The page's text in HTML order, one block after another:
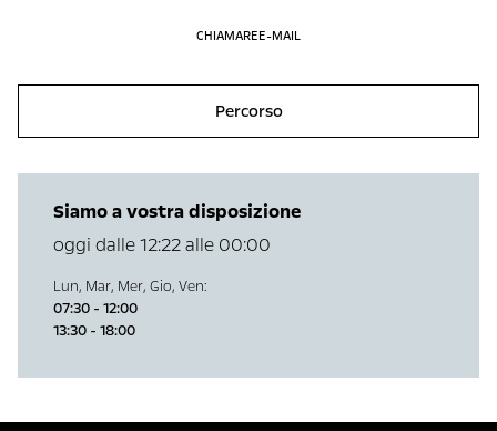
CHIAMAREE-MAIL
Percorso
Siamo a vostra disposizione
oggi dalle 12:22 alle 00:00
Lun, Mar, Mer, Gio, Ven:
07:30 - 12:00
13:30 - 18:00